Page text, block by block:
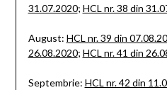
31.07.2020; HCL nr. 38 din
August: HCL nr. 39 din
26.08.2020; HCL nr. 41 din
Septembrie: HCL nr. 42 din